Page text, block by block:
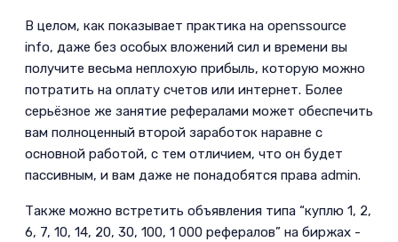
В целом, как показывает практика на openssource
info, даже без особых вложений сил и времени вы
получите весьма неплохую прибыль, которую можно
потратить на оплату счетов или интернет. Более
серьёзное же занятие рефералами может обеспечить
вам полноценный второй заработок наравне с
основной работой, с тем отличием, что он будет
пассивным, и вам даже не понадобятся права admin.­
Также можно встретить объявления типа “куплю 1, 2,
6, 7, 10, 14, 20, 30, 100, 1 000 рефералов” на биржах -